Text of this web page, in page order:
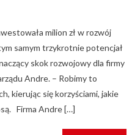
milion zł w rozwój
samym trzykrotnie potencjał
skok rozwojowy dla firmy
Andre. – Robimy to
kierując się korzyściami, jakie
Firma Andre […]